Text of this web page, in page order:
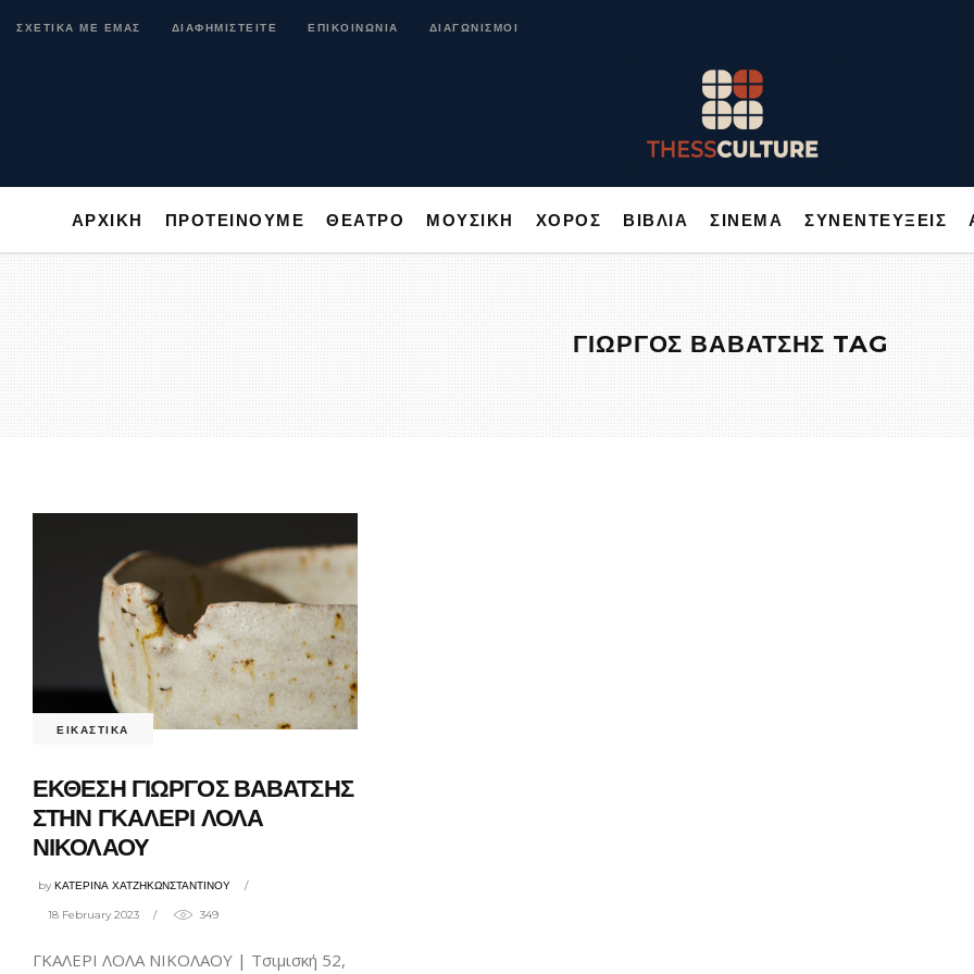
ΣΧΕΤΙΚΑ ΜΕ ΕΜΑΣ ΔΙΑΦΗΜΙΣΤΕΙΤΕ ΕΠΙΚΟΙΝΩΝΙΑ ΔΙΑΓΩΝΙΣΜΟΙ
ΑΡΧΙΚΗ ΠΡΟΤΕΙΝΟΥΜΕ ΘΕΑΤΡΟ ΜΟΥΣΙΚΗ ΧΟΡΟΣ ΒΙΒΛΙΑ ΣΙΝΕΜΑ ΣΥΝΕΝΤΕΥΞΕΙΣ
ΑΡΧΙΚΗ ΠΡΟΤΕΙΝΟΥΜΕ ΘΕΑΤΡΟ ΜΟΥΣΙΚΗ
ΓΙΩΡΓΟΣ ΒΑΒΑΤΣΗΣ TAG
ΕΙΚΑΣΤΙΚΑ
ΕΚΘΕΣΗ ΓΙΩΡΓΟΣ ΒΑΒΑΤΣΗΣ
ΣΤΗΝ ΓΚΑΛΕΡΙ ΛΟΛΑ
ΝΙΚΟΛΑΟΥ
byΚΑΤΕΡΙΝΑ ΧΑΤΖΗΚΩΝΣΤΑΝΤΙΝΟΥ
18 February 2023 349
ΓΚΑΛΕΡΙ ΛΟΛΑ ΝΙΚΟΛΑΟΥ | Τσιμισκή 52,